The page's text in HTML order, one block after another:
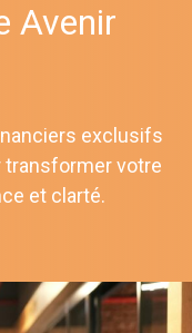
Avenir
exclusifs
transformer votre
et clarté.